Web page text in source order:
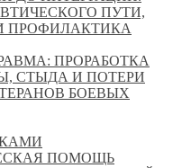
ПУТИ,
ПРОФИЛАКТИКА
ПРОРАБОТКА
СТЫДА И ПОТЕРИ
БОЕВЫХ
ПОМОЩЬ